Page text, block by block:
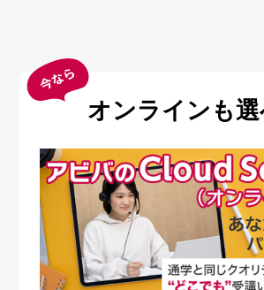
オンラインも